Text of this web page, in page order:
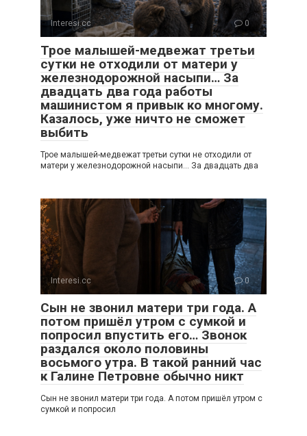
Interesi.cc 0
Трое малышей-медвежат третьи
сутки не отходили от матери у
железнодорожной насыпи… За
двадцать два года работы
машинистом я привык ко многому.
Казалось, уже ничто не сможет
выбить
Трое малышей-медвежат третьи сутки не отходили от
матери у железнодорожной насыпи… За двадцать два
Interesi.cc 0
Сын не звонил матери три года. А
потом пришёл утром с сумкой и
попросил впустить его… Звонок
раздался около половины
восьмого утра. В такой ранний час
к Галине Петровне обычно никт
Сын не звонил матери три года. А потом пришёл утром с
сумкой и попросил